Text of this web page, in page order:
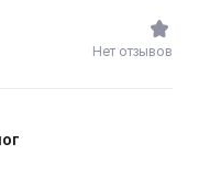
Нет отзывов